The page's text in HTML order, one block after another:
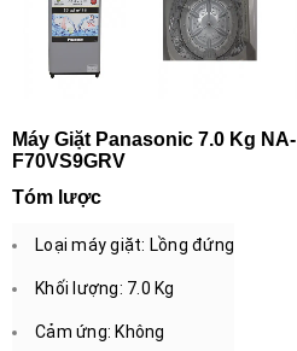
Máy Giặt Panasonic 7.0 Kg NA-
F70VS9GRV
Tóm lược
Loại máy giặt: Lồng đứng
Khối lượng: 7.0 Kg
Cảm ứng: Không